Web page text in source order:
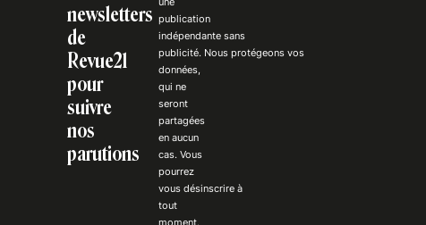
newsletters
de
Revue21
pour
suivre
nos
parutions
publication
indépendantesans
publicité. Nousprotégeons vos
données,
qui ne
seront
partagées
en aucun
cas. Vous
pourrez
vousdésinscrire à
tout